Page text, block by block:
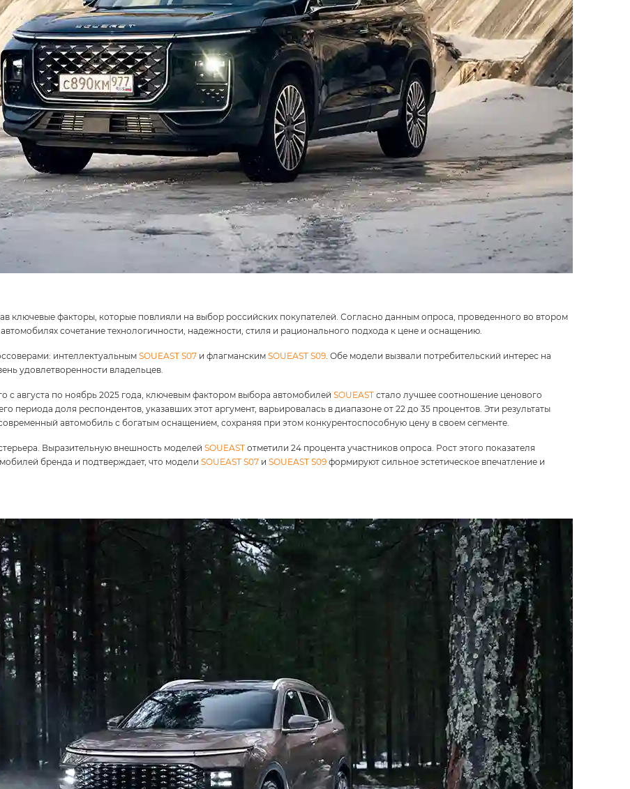
ключевые факторы, которые повлияли на выбор российских покупателей. Согласно данным опроса, проведенного во втором
автомобилях сочетание технологичности, надежности, стиля и рационального подхода к цене и оснащению.
интеллектуальнымSOUEAST S07 и флагманскимSOUEAST S09 . Обе модели вызвали потребительский интерес на
удовлетворенности владельцев.
августа по ноябрь 2025 года, ключевым фактором выбора автомобилей SOUEASTстало лучшее соотношение ценового
периода доля респондентов, указавших этот аргумент, варьировалась в диапазоне от 22 до 35 процентов. Эти результаты
автомобиль с богатым оснащением, сохраняя при этом конкурентоспособную цену в своем сегменте.
Выразительную внешность моделей SOUEASTотметили 24 процента участников опроса. Рост этого показателя
бренда и подтверждает, что модели SOUEAST S07 и SOUEAST S09формируют сильное эстетическое впечатление и